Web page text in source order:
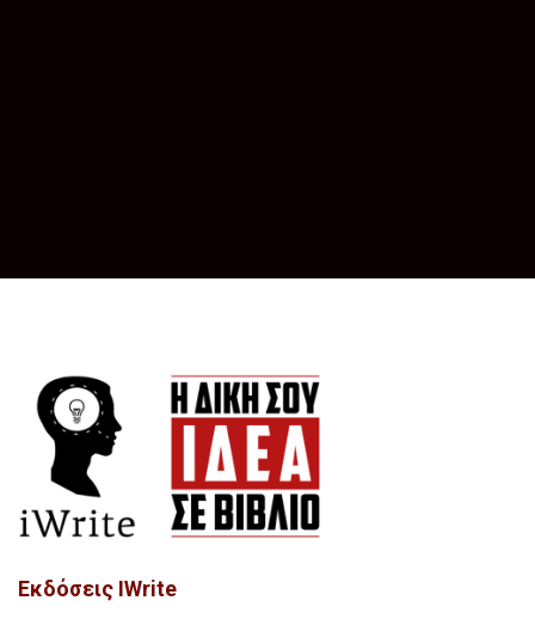
Εκδόσεις IWrite